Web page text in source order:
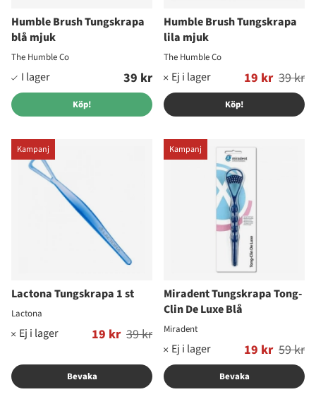
Humble Brush Tungskrapa
blå mjuk
The Humble Co
39 kr
Köp!
Humble Brush Tungskrapa
lila mjuk
The Humble Co
19 kr
Ordinarie pris: 39 kr
Köp!
Kampanj
Lactona Tungskrapa 1 st
Lactona
19 kr
Ordinarie pris: 39 kr
Bevaka
Kampanj
Miradent Tungskrapa Tong-
Clin De Luxe Blå
Miradent
19 kr
Ordinarie pris: 59 kr
Bevaka